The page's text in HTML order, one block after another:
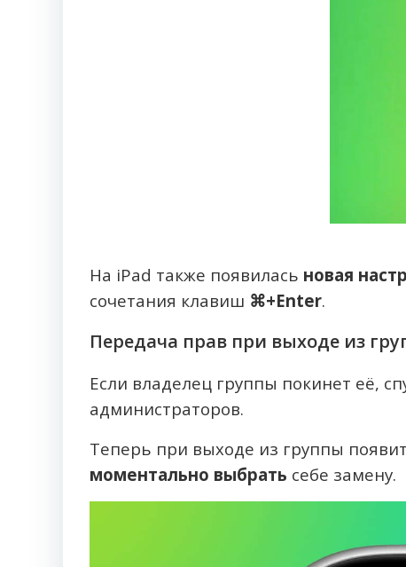
На iPad также появилась новая
сочетания клавиш ⌘+Enter.
Передача прав при выходе из
Если владелец группы покинет её,
администраторов.
Теперь при выходе из группы
моментально выбрать себе замену.